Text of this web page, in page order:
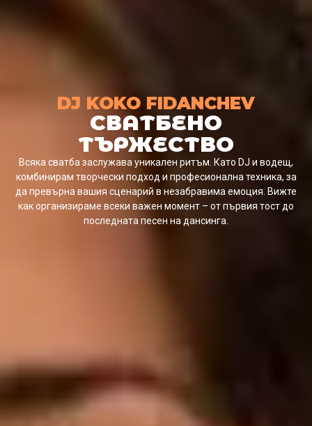
DJ KOKO FIDANCHEV
СВАТБЕНО
ТЪРЖЕСТВО
Всяка сватба заслужава уникален ритъм. Като DJ и водещ,
комбинирам творчески подход и професионална техника, за
да превърна вашия сценарий в незабравима емоция. Вижте
как организираме всеки важен момент – от първия тост до
последната песен на дансинга.